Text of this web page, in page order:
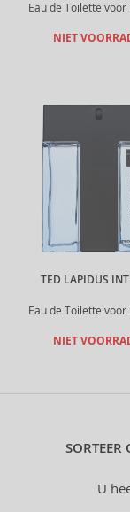
Eau de Toilette
NIET
TED LAPIDUS
Eau de Toilette
NIET
SORTEER
U